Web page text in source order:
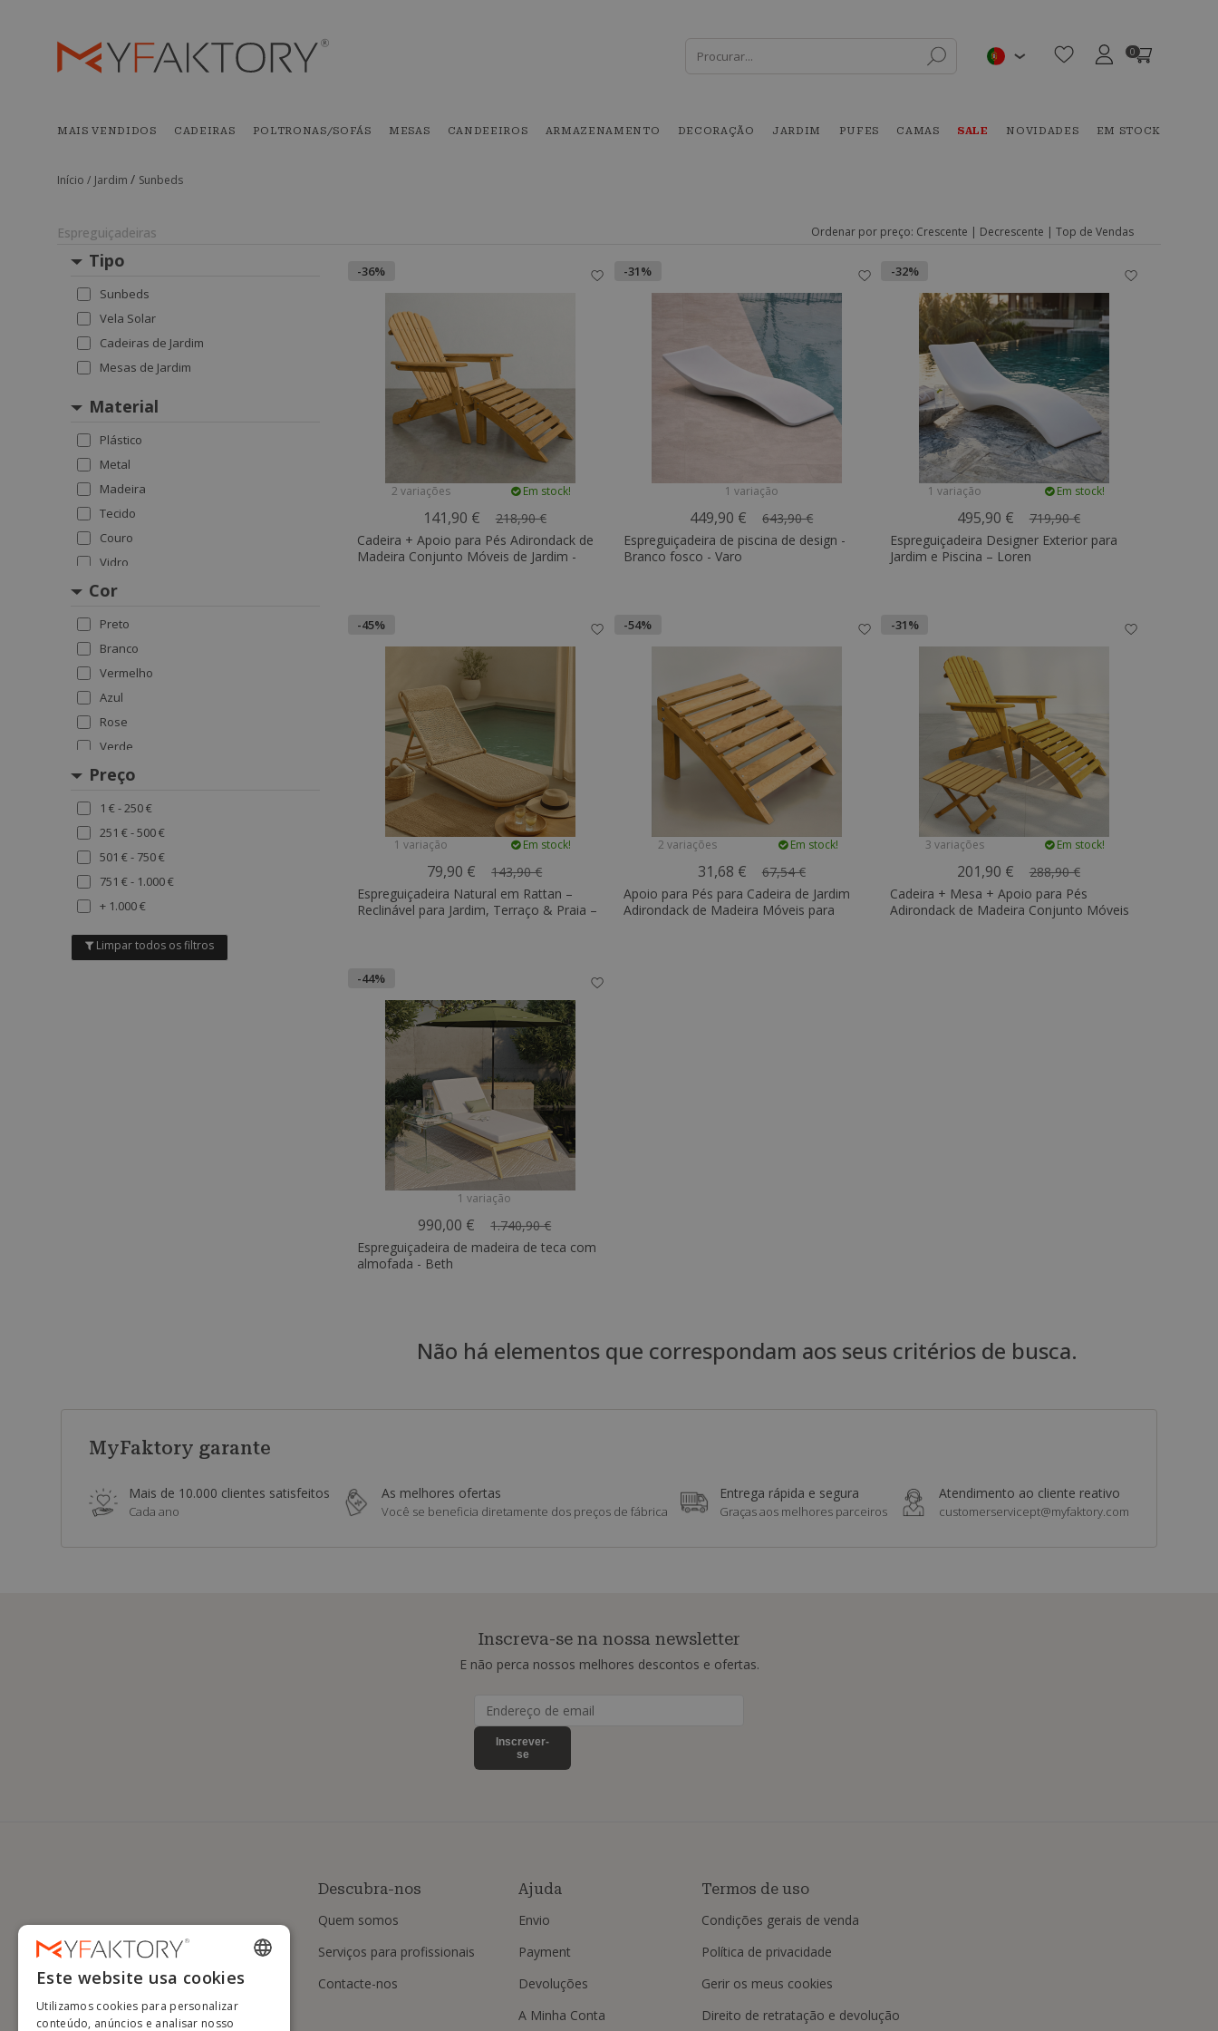
0
MAIS VENDIDOS CADEIRAS POLTRONAS/SOFÁS MESAS CANDEEIROS ARMAZENAMENTO DECORAÇÃO JARDIM PUFES CAMAS SALE NOVIDADES EM STOCK
Início / Jardim / Sunbeds
Espreguiçadeiras Ordenar por preço: Crescente | Decrescente | Top de Vendas
Tipo
Sunbeds
Vela Solar
Cadeiras de Jardim
Mesas de Jardim
Material
Plástico
Metal
Madeira
Tecido
Couro
Vidro
Cor
Preto
Branco
Vermelho
Azul
Rose
Verde
Amarelo
Preço
1 € - 250 €
251 € - 500 €
501 € - 750 €
751 € - 1.000 €
+ 1.000 €
Limpar todos os filtros
-36%
2 variações Em stock!
141,90 €
218,90 €
Cadeira + Apoio para Pés Adirondack de
Madeira Conjunto Móveis de Jardim -
-31%
1 variação
449,90 €
643,90 €
Espreguiçadeira de piscina de design -
Branco fosco - Varo
-32%
1 variação Em stock!
495,90 €
719,90 €
Espreguiçadeira Designer Exterior para
Jardim e Piscina – Loren
-45%
1 variação Em stock!
79,90 €
143,90 €
Espreguiçadeira Natural em Rattan –
Reclinável para Jardim, Terraço & Praia –
-54%
2 variações Em stock!
31,68 €
67,54 €
Apoio para Pés para Cadeira de Jardim
Adirondack de Madeira Móveis para
-31%
3 variações Em stock!
201,90 €
288,90 €
Cadeira + Mesa + Apoio para Pés
Adirondack de Madeira Conjunto Móveis
-44%
1 variação
990,00 €
1.740,90 €
Espreguiçadeira de madeira de teca com
almofada - Beth
Não há elementos que correspondam aos seus critérios de busca.
MyFaktory garante
Mais de 10.000 clientes satisfeitos
Cada ano
As melhores ofertas
Você se beneficia diretamente dos preços de fábrica
Entrega rápida e segura
Graças aos melhores parceiros
Atendimento ao cliente reativo
customerservicept@myfaktory.com
Inscreva-se na nossa newsletter
E não perca nossos melhores descontos e ofertas.
Inscrever-
se
Descubra-nos
Quem somos
Serviços para profissionais
Contacte-nos
Ajuda
Envio
Payment
Devoluções
A Minha Conta
Termos de uso
Condições gerais de venda
Política de privacidade
Gerir os meus cookies
Direito de retratação e devolução
ENGLISH
FRENCH
Este website usa cookies
Utilizamos cookies para personalizar
conteúdo, anúncios e analisar nosso